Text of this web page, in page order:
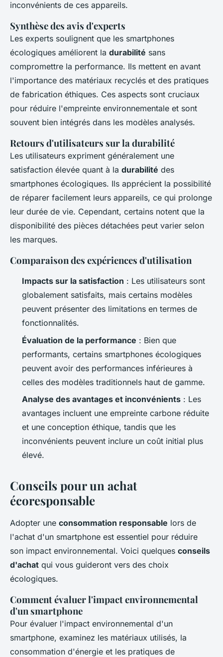
inconvénients de ces appareils.
Synthèse des avis d'experts
Les experts soulignent que les smartphones
écologiques améliorent la durabilité sans
compromettre la performance. Ils mettent en avant
l'importance des matériaux recyclés et des pratiques
de fabrication éthiques. Ces aspects sont cruciaux
pour réduire l'empreinte environnementale et sont
souvent bien intégrés dans les modèles analysés.
Retours d'utilisateurs sur la durabilité
Les utilisateurs expriment généralement une
satisfaction élevée quant à la durabilité des
smartphones écologiques. Ils apprécient la possibilité
de réparer facilement leurs appareils, ce qui prolonge
leur durée de vie. Cependant, certains notent que la
disponibilité des pièces détachées peut varier selon
les marques.
Comparaison des expériences d'utilisation
Impacts sur la satisfaction : Les utilisateurs sont
globalement satisfaits, mais certains modèles
peuvent présenter des limitations en termes de
fonctionnalités.
Évaluation de la performance : Bien que
performants, certains smartphones écologiques
peuvent avoir des performances inférieures à
celles des modèles traditionnels haut de gamme.
Analyse des avantages et inconvénients : Les
avantages incluent une empreinte carbone réduite
et une conception éthique, tandis que les
inconvénients peuvent inclure un coût initial plus
élevé.
Conseils pour un achat
écoresponsable
Adopter une consommation responsable lors de
l'achat d'un smartphone est essentiel pour réduire
son impact environnemental. Voici quelques conseils
d'achat qui vous guideront vers des choix
écologiques.
Comment évaluer l'impact environnemental
d'un smartphone
Pour évaluer l'impact environnemental d'un
smartphone, examinez les matériaux utilisés, la
consommation d'énergie et les pratiques de